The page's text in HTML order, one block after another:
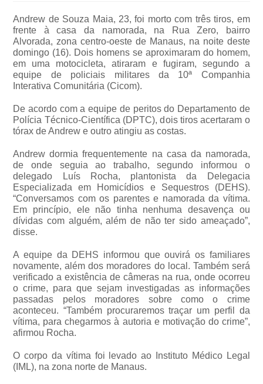
Andrew de Souza Maia, 23, foi morto com três tiros, em
frente à casa da namorada, na Rua Zero, bairro
Alvorada, zona centro-oeste de Manaus, na noite deste
domingo (16). Dois homens se aproximaram do homem,
em uma motocicleta, atiraram e fugiram, segundo a
equipe de policiais militares da 10ª Companhia
Interativa Comunitária (Cicom).
De acordo com a equipe de peritos do Departamento de
Polícia Técnico-Científica (DPTC), dois tiros acertaram o
tórax de Andrew e outro atingiu as costas.
Andrew dormia frequentemente na casa da namorada,
de onde seguia ao trabalho, segundo informou o
delegado Luís Rocha, plantonista da Delegacia
Especializada em Homicídios e Sequestros (DEHS).
“Conversamos com os parentes e namorada da vítima.
Em princípio, ele não tinha nenhuma desavença ou
dívidas com alguém, além de não ter sido ameaçado”,
disse.
A equipe da DEHS informou que ouvirá os familiares
novamente, além dos moradores do local. Também será
verificado a existência de câmeras na rua, onde ocorreu
o crime, para que sejam investigadas as informações
passadas pelos moradores sobre como o crime
aconteceu. “Também procuraremos traçar um perfil da
vítima, para chegarmos à autoria e motivação do crime”,
afirmou Rocha.
O corpo da vítima foi levado ao Instituto Médico Legal
(IML), na zona norte de Manaus.